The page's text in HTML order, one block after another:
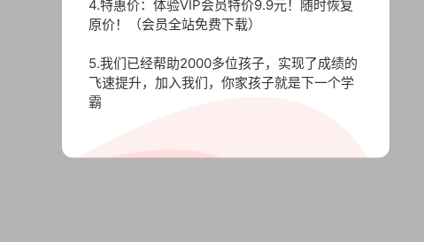
4.特惠价：体验VIP会员特价9.9元！随时恢复
原价！（会员全站免费下载）
5.我们已经帮助2000多位孩子，实现了成绩的
飞速提升，加入我们，你家孩子就是下一个学
霸